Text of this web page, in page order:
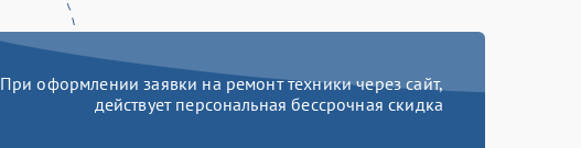
При оформлении заявки на ремонт техники через сайт,
действует персональная бессрочная скидка